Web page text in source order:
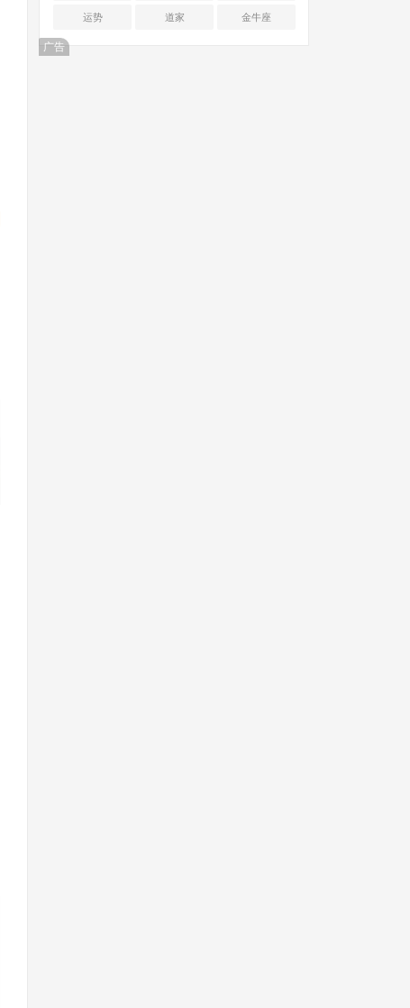
运势 道家 金牛座
广告